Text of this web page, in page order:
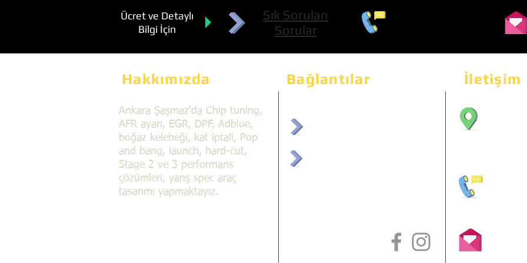
Ücret ve Detaylı
Bilgi İçin
Sık Sorulan
Sorular
Hakkımızda Bağlantılar İletişim
Ankara Şaşmaz'da Chip tuning,
AFR ayarı, EGR, DPF, Adblue,
boğaz kelebeği, kat iptali, Pop
and bang, launch, hard-cut,
Stage 2 ve 3 performans
çözümleri, yarış spec araç
tasarımı yapmaktayız.